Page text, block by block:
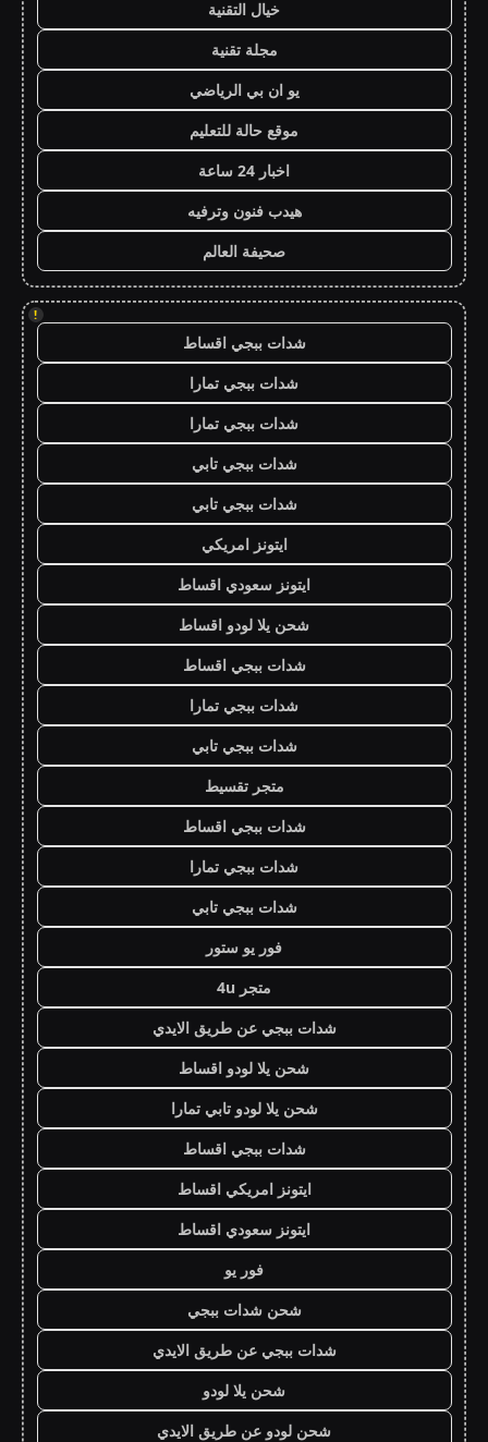
خيال التقنية
مجلة تقنية
يو ان بي الرياضي
موقع حالة للتعليم
اخبار 24 ساعة
هيدب فنون وترفيه
صحيفة العالم
!
شدات ببجي اقساط
شدات ببجي تمارا
شدات ببجي تمارا
شدات ببجي تابي
شدات ببجي تابي
ايتونز امريكي
ايتونز سعودي اقساط
شحن يلا لودو اقساط
شدات ببجي اقساط
شدات ببجي تمارا
شدات ببجي تابي
متجر تقسيط
شدات ببجي اقساط
شدات ببجي تمارا
شدات ببجي تابي
فور يو ستور
متجر 4u
شدات ببجي عن طريق الايدي
شحن يلا لودو اقساط
شحن يلا لودو تابي تمارا
شدات ببجي اقساط
ايتونز امريكي اقساط
ايتونز سعودي اقساط
فور يو
شحن شدات ببجي
شدات ببجي عن طريق الايدي
شحن يلا لودو
شحن لودو عن طريق الايدي